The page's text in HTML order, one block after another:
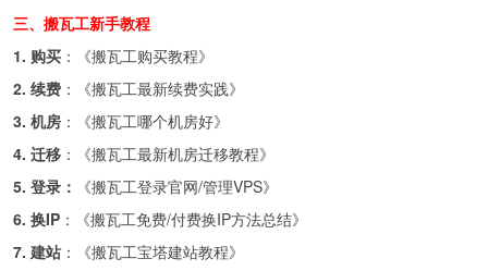
三、搬瓦工新手教程
1. 购买 ：《搬瓦工购买教程》
2. 续费 ：《搬瓦工最新续费实践》
3. 机房 ：《搬瓦工哪个机房好》
4. 迁移 ：《搬瓦工最新机房迁移教程》
5. 登录：
《搬瓦工登录官网/管理VPS》
6. 换IP ：《搬瓦工免费/付费换IP方法总结》
7. 建站 ：《搬瓦工宝塔建站教程》